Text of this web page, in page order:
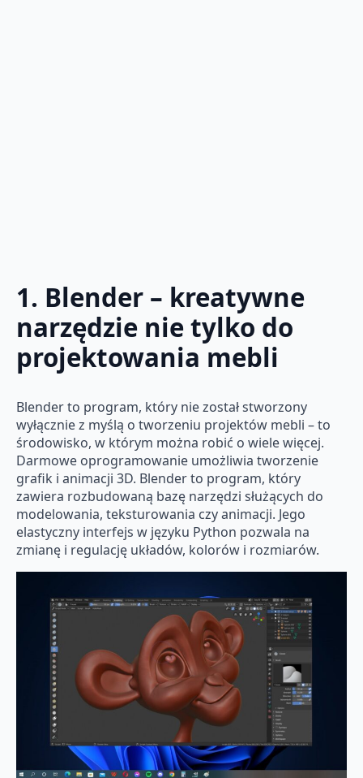
1. Blender – kreatywne
narzędzie nie tylko do
projektowania mebli
Blender to program, który nie został stworzony
wyłącznie z myślą o tworzeniu projektów mebli – to
środowisko, w którym można robić o wiele więcej.
Darmowe oprogramowanie umożliwia tworzenie
grafik i animacji 3D. Blender to program, który
zawiera rozbudowaną bazę narzędzi służących do
modelowania, teksturowania czy animacji. Jego
elastyczny interfejs w języku Python pozwala na
zmianę i regulację układów, kolorów i rozmiarów.